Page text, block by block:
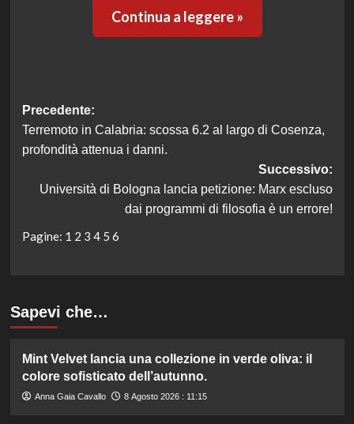
Continua a leggere »
Navigazione
articolo
Precedente:
Terremoto in Calabria: scossa 6.2 al largo di Cosenza,
profondità attenua i danni.
Successivo:
Università di Bologna lancia petizione: Marx escluso
dai programmi di filosofia è un errore!
Pagine: 1 2 3 4 5 6
Sapevi che…
Mint Velvet lancia una collezione in verde oliva: il
colore sofisticato dell’autunno.
Anna Gaia Cavallo 8 Agosto 2026 : 11:15